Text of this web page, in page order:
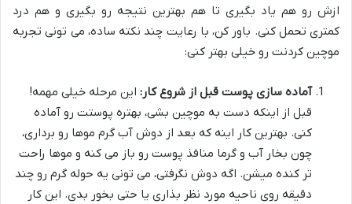
ازش رو هم یاد بگیری تا هم بهترین نتیجه رو بگیری و هم درد
کمتری تحمل کنی. باور کن، با رعایت چند نکته ساده، می تونی تجربه
موچین کردنت رو خیلی بهتر کنی:
آماده سازی پوست قبل از شروع کار: این مرحله خیلی مهمه!
قبل از اینکه دست به موچین بشی، بهتره پوستت رو آماده
کنی. بهترین کار اینه که بعد از دوش آب گرم موها رو برداری،
چون بخار آب و گرما منافذ پوست رو باز می کنه و موها راحت
تر کنده میشن. اگه دوش نگرفتی، می تونی یه حوله گرم رو چند
دقیقه روی ناحیه مورد نظر بذاری یا حتی بخور بدی. این کار